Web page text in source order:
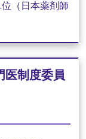
（日本薬剤師
制度委員